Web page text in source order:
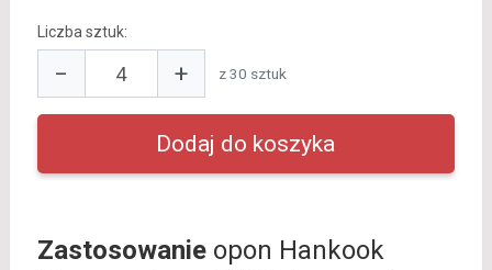
Liczba sztuk:
− + z 30 sztuk
Zastosowanieopon Hankook